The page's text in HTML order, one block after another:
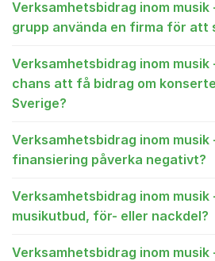
Verksamhetsbidrag inom musik
grupp använda en firma för att
Verksamhetsbidrag inom
chans att få bidrag om
Sverige?
Verksamhetsbidrag inom musik
finansiering påverka negativt?
Verksamhetsbidrag inom musik
musikutbud, för- eller nackdel?
Verksamhetsbidrag inom musik